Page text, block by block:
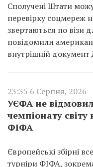
Сполучені Штати
перевірку соцмереж
звертаються по візи
повідомили
внутрішній
23:35 6 Серпня, 2026
УЄФА не
чемпіонату світу
ФІФА
Європейські збірні
турніри ФІФА,